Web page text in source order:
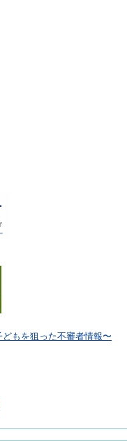
もを狙った不審者情報〜